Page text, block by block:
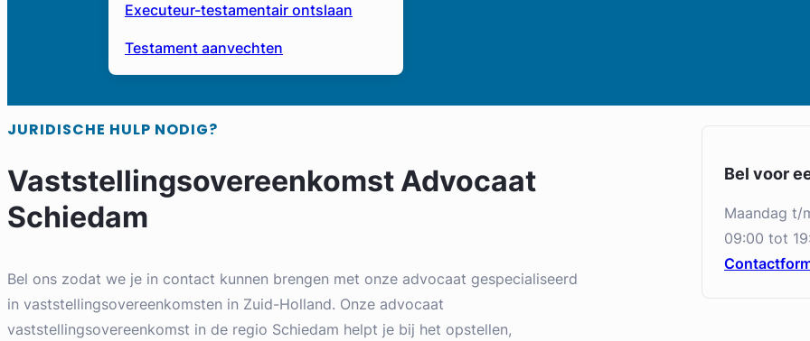
Executeur-testamentair ontslaan
Testament aanvechten
JURIDISCHE HULP NODIG?
Vaststellingsovereenkomst Advocaat
Schiedam
Bel ons zodat we je in contact kunnen brengen met onze advocaat gespecialiseerd
in vaststellingsovereenkomsten in Zuid-Holland. Onze advocaat
vaststellingsovereenkomst in de regio Schiedam helpt je bij het opstellen,
Bel voor
maandag
09:00 tot